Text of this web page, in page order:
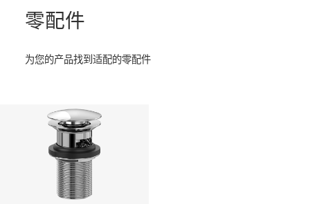
零配件
为您的产品找到适配的零配件